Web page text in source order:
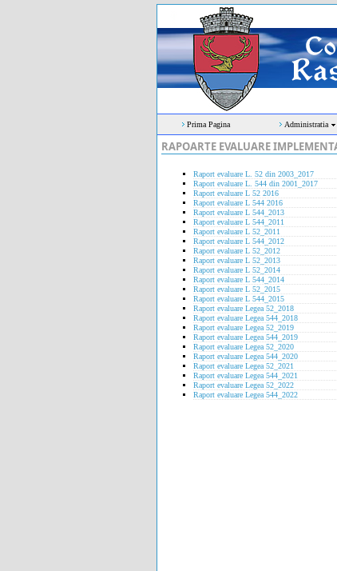
Prima Pagina Administratia
RAPOARTE EVALUARE
Raport evaluare L. 52 din 2003_2017
Raport evaluare L. 544 din 2001_2017
Raport evaluare L 52 2016
Raport evaluare L 544 2016
Raport evaluare L 544_2013
Raport evaluare L 544_2011
Raport evaluare L 52_2011
Raport evaluare L 544_2012
Raport evaluare L 52_2012
Raport evaluare L 52_2013
Raport evaluare L 52_2014
Raport evaluare L 544_2014
Raport evaluare L 52_2015
Raport evaluare L 544_2015
Raport evaluare Legea 52_2018
Raport evaluare Legea 544_2018
Raport evaluare Legea 52_2019
Raport evaluare Legea 544_2019
Raport evaluare Legea 52_2020
Raport evaluare Legea 544_2020
Raport evaluare Legea 52_2021
Raport evaluare Legea 544_2021
Raport evaluare Legea 52_2022
Raport evaluare Legea 544_2022